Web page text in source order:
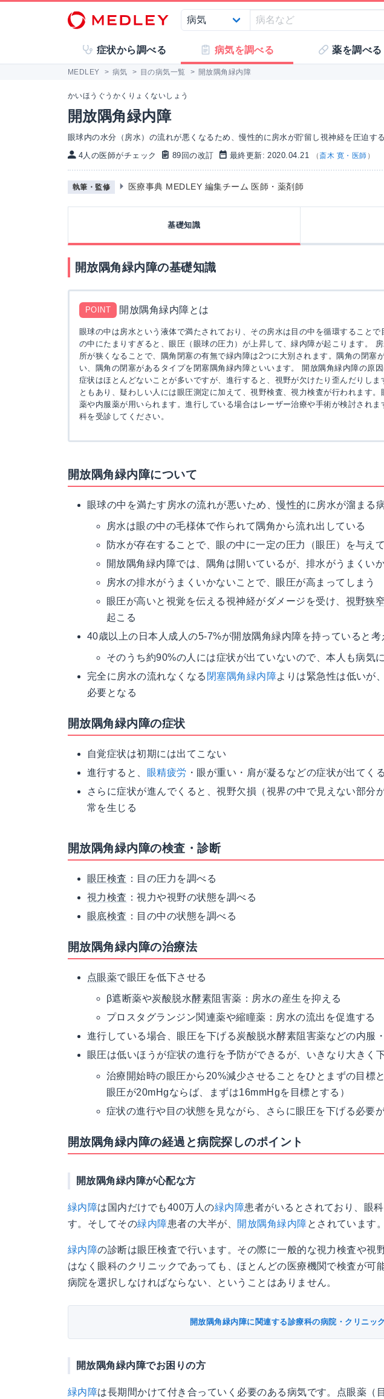
症状から調べる 病気を調べる 薬を調べる
MEDLEY > 病気 > 目の病気一覧 > 開放隅角緑内障
かいほうぐうかくりょくないしょう
開放隅角緑内障
眼球内の水分（房水）の流れが悪くなるため、慢性的に房水が貯留し視神経を圧迫す
4人の医師がチェック
89回の改訂 最終更新: 2020.04.21 （斎木 寛・医師 ）
執筆・監修 医療事典 MEDLEY 編集チーム 医師・薬剤師
基礎知識
開放隅角緑内障の基礎知識
POINT 開放隅角緑内障とは
眼球の中は房水という液体で満たされており、その房水は目の中を循環すること
の中にたまりすぎると、眼圧（眼球の圧力）が上昇して、緑内障が起こります。
所が狭くなることで、隅角閉塞の有無で緑内障は2つに大別されます。隅角の閉塞
い、隅角の閉塞があるタイプを閉塞隅角緑内障といいます。 開放隅角緑内障の原
症状はほとんどないことが多いですが、進行すると、視野が欠けたり歪んだりしま
ともあり、疑わしい人には眼圧測定に加えて、視野検査、視力検査が行われます
薬や内服薬が用いられます。進行している場合はレーザー治療や手術が検討され
科を受診してください。
開放隅角緑内障について
眼球の中を満たす房水の流れが悪いため、慢性的に房水が溜まる
房水は眼の中の毛様体で作られて隅角から流れ出している
防水が存在することで、眼の中に一定の圧力（眼圧）を与え
開放隅角緑内障では、隅角は開いているが、排水がうまくい
房水の排水がうまくいかないことで、眼圧が高まってしまう
眼圧が高いと視覚を伝える視神経がダメージを受け、 視野狭窄
起こる
40歳以上の日本人成人の5-7%が開放隅角緑内障を持っていると考
そのうち約90%の人には症状が出ていないので、本人も病気
完全に房水の流れなくなる 閉塞隅角緑内障よりは緊急性は低いが
必要となる
開放隅角緑内障の症状
自覚症状は初期には出てこない
進行すると、
眼精疲労 ・眼が重い・肩が凝るなどの症状が出てくる
さらに症状が進んでくると、視野欠損（視界の中で見えない部分
常を生じる
開放隅角緑内障の検査・診断
眼圧検査 ：目の圧力を調べる
視力検査 ：視力や視野の状態を調べる
眼底検査 ：目の中の状態を調べる
開放隅角緑内障の治療法
点眼薬で眼圧を低下させる
β遮断薬や炭酸脱水酵素阻害薬：房水の産生を抑える
プロスタグランジン関連薬や縮瞳薬：房水の流出を促進する
進行している場合、眼圧を下げる炭酸脱水酵素阻害薬などの内服
眼圧は低いほうが症状の進行を予防ができるが、いきなり大きく
治療開始時の眼圧から20%減少させることをひとまずの目標
眼圧が20mHgならば、まずは16mmHgを目標とする）
症状の進行や目の状態を見ながら、さらに眼圧を下げる必要
開放隅角緑内障の経過と病院探しのポイント
開放隅角緑内障が心配な方
緑内障は国内だけでも400万人の緑内障患者がいるとされており、眼
す。そしてその緑内障患者の大半が、 開放隅角緑内障とされています。
緑内障の診断は眼圧検査で行います。その際に一般的な視力検査や視
はなく眼科のクリニックであっても、ほとんどの医療機関で検査が可
病院を選択しなければならない、ということはありません。
開放隅角緑内障に関連する診療科の病院・クリニッ
開放隅角緑内障でお困りの方
緑内障は長期間かけて付き合っていく必要のある病気です。点眼薬（